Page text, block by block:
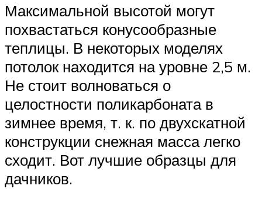
Максимальной высотой могут
похвастаться конусообразные
теплицы. В некоторых моделях
потолок находится на уровне 2,5 м.
Не стоит волноваться о
целостности поликарбоната в
зимнее время, т. к. по двухскатной
конструкции снежная масса легко
сходит. Вот лучшие образцы для
дачников.